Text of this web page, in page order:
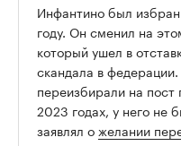
Инфантино был
году. Он сменил на
который ушел в
скандала в
переизбирали на
2023 годах, у него не
заявлял ожелании